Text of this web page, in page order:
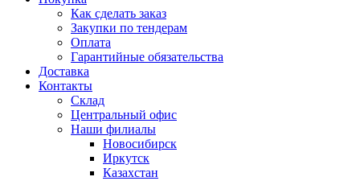
Как сделать заказ
Закупки по тендерам
Оплата
Гарантийные обязательства
Доставка
Контакты
Склад
Центральный офис
Наши филиалы
Новосибирск
Иркутск
Казахстан